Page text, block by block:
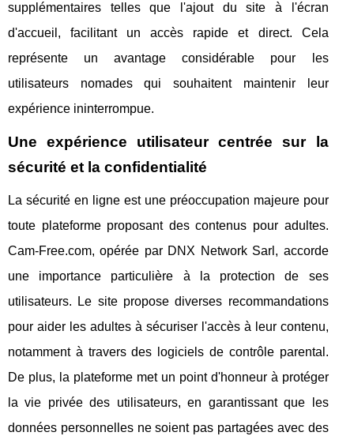
supplémentaires telles que l'ajout du site à l'écran
d'accueil, facilitant un accès rapide et direct. Cela
représente un avantage considérable pour les
utilisateurs nomades qui souhaitent maintenir leur
expérience ininterrompue.
Une expérience utilisateur centrée sur la
sécurité et la confidentialité
La sécurité en ligne est une préoccupation majeure pour
toute plateforme proposant des contenus pour adultes.
Cam-Free.com, opérée par DNX Network Sarl, accorde
une importance particulière à la protection de ses
utilisateurs. Le site propose diverses recommandations
pour aider les adultes à sécuriser l'accès à leur contenu,
notamment à travers des logiciels de contrôle parental.
De plus, la plateforme met un point d'honneur à protéger
la vie privée des utilisateurs, en garantissant que les
données personnelles ne soient pas partagées avec des